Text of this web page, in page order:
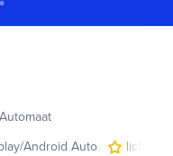
Automaat
Android Auto